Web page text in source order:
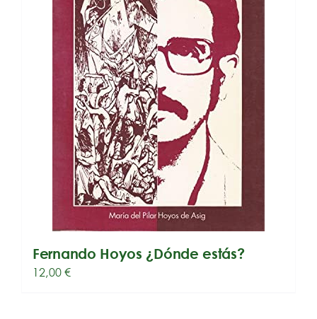
Fernando Hoyos ¿Dónde estás?
12,00€